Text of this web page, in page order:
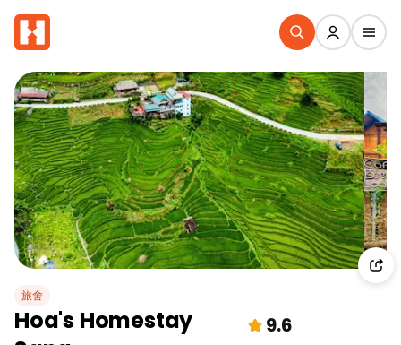
旅舍
Hoa's Homestay
9.6